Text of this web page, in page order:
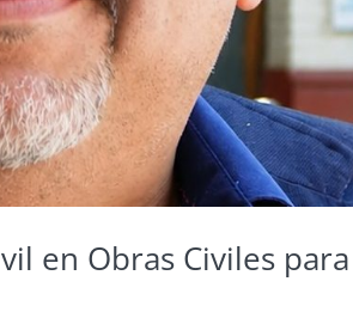
en Obras Civiles